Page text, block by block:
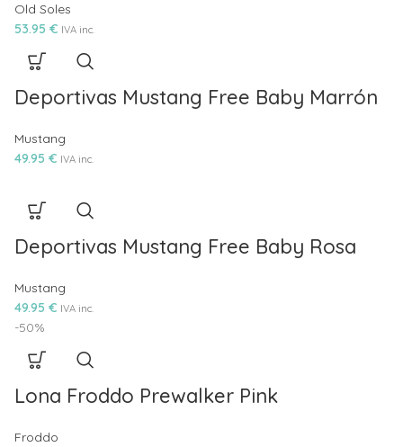
Old Soles
53.95 € IVA inc.
Deportivas Mustang Free Baby Marrón
Mustang
49.95 € IVA inc.
Deportivas Mustang Free Baby Rosa
Mustang
49.95 € IVA inc.
-50%
Lona Froddo Prewalker Pink
Froddo